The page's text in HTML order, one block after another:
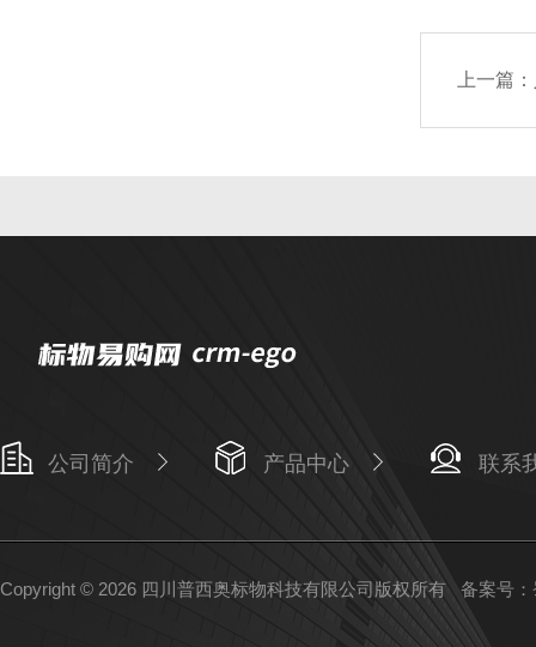
上一篇：
公司简介 产品中心 联系
Copyright © 2026 四川普西奥标物科技有限公司版权所有 备案号：